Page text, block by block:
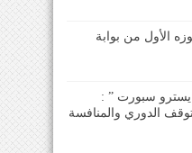
الأول من بوابة
سبورت ” :
الدوري والمنافسة